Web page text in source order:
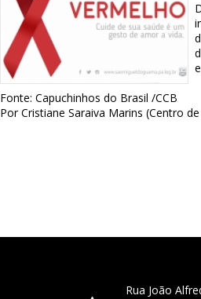
Fonte: Capuchinhos do Brasil /CCB
Por Cristiane Saraiva Marins (Centro
Rua João